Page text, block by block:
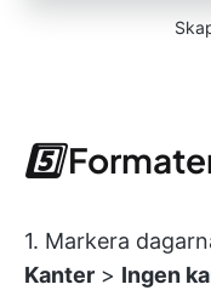
5️⃣
1. Markera
Kanter > Ingen